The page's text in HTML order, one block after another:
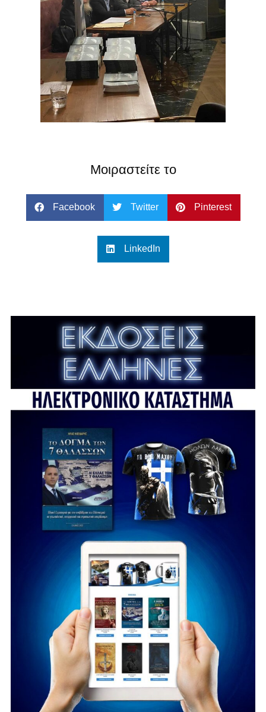
Μοιραστείτε το
Facebook Twitter Pinterest
LinkedIn